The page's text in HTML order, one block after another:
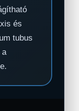
és
tubus
a